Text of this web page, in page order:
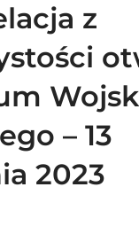
z
– 13
2023